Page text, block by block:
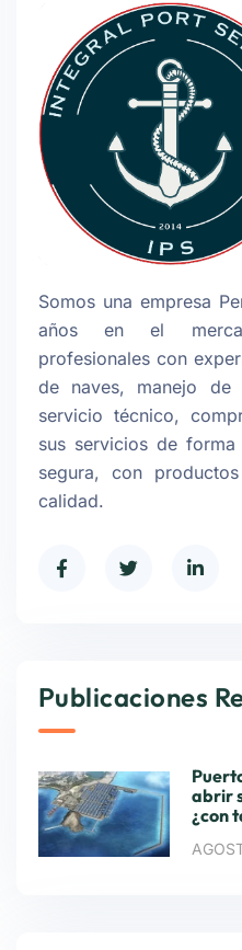
Somos una empresa
años en el
profesionales con
de naves, manejo de
servicio técnico,
sus servicios de
segura, con
calidad.
Publicaciones
abrir
¿con